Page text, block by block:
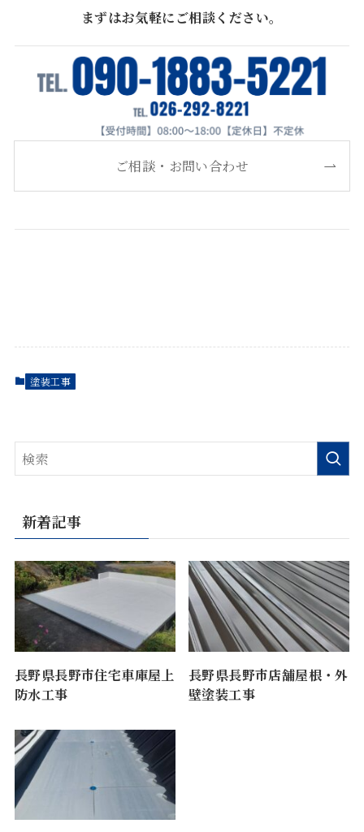
まずはお気軽にご相談ください。
ご相談・お問い合わせ
塗装工事
新着記事
長野県長野市住宅車庫屋上
防水工事
長野県長野市店舗屋根・外
壁塗装工事